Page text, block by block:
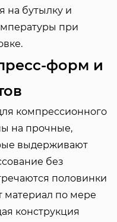
на бутылку и
при
форм и
компрессионного
на прочные,
выдерживают
без
половинки
по мере
конструкция